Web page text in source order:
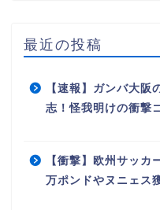
最近の投稿
【速報】ガンバ大阪
志！怪我明けの衝撃
【衝撃】欧州サッ
万ポンドやヌニェス